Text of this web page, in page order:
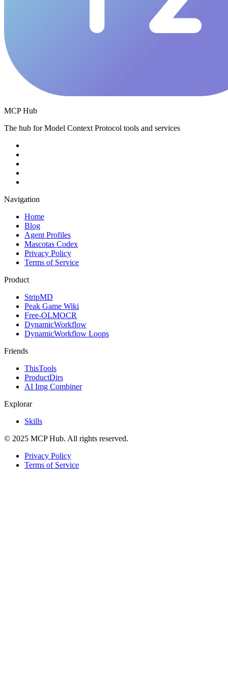
MCP Hub
The hub for Model Context Protocol tools and services
Navigation
Home
Blog
Agent Profiles
Mascotas Codex
Privacy Policy
Terms of Service
Product
StripMD
Peak Game Wiki
Free-OLMOCR
DynamicWorkflow
DynamicWorkflow Loops
Friends
ThisTools
ProductDirs
AI Img Combiner
Explorar
Skills
© 2025 MCP Hub. All rights reserved.
Privacy Policy
Terms of Service